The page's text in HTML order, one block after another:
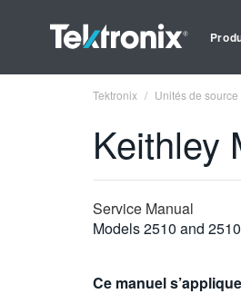
Tektronix Unités de
Keithley
Service Manual
Models 2510 and
Ce manuel